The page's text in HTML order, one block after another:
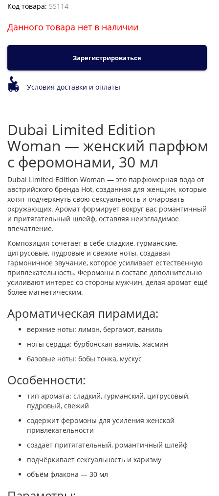
Код товара: 55114
Данного товара нет в наличии
Зарегистрироваться
Условия доставки и оплаты
Dubai Limited Edition
Woman — женский парфюм
с феромонами, 30 мл
Dubai Limited Edition Woman — это парфюмерная вода от
австрийского бренда Hot, созданная для женщин, которые
хотят подчеркнуть свою сексуальность и очаровать
окружающих. Аромат формирует вокруг вас романтичный
и притягательный шлейф, оставляя неизгладимое
впечатление.
Композиция сочетает в себе сладкие, гурманские,
цитрусовые, пудровые и свежие ноты, создавая
гармоничное звучание, которое усиливает естественную
привлекательность. Феромоны в составе дополнительно
усиливают интерес со стороны мужчин, делая аромат ещё
более магнетическим.
Ароматическая пирамида:
верхние ноты: лимон, бергамот, ваниль
ноты сердца: бурбонская ваниль, жасмин
базовые ноты: бобы тонка, мускус
Особенности:
тип аромата: сладкий, гурманский, цитрусовый,
пудровый, свежий
содержит феромоны для усиления женской
привлекательности
создаёт притягательный, романтичный шлейф
подчёркивает сексуальность и харизму
объём флакона — 30 мл